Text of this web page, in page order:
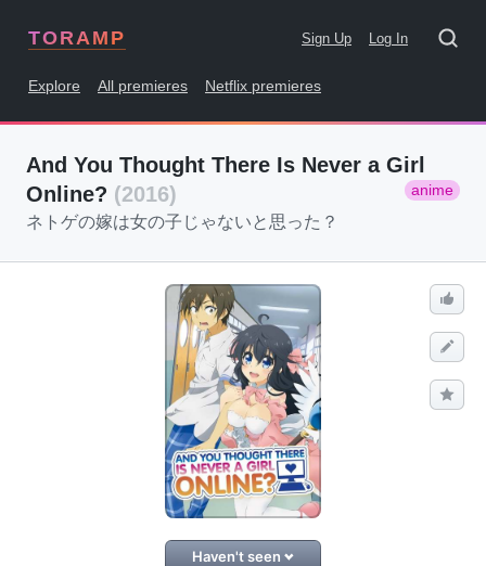
TORAMP Sign Up Log In
Explore All premieres Netflix premieres
And You Thought There Is Never a Girl
Online? (2016) anime
ネトゲの嫁は女の子じゃないと思った？
Haven't seen